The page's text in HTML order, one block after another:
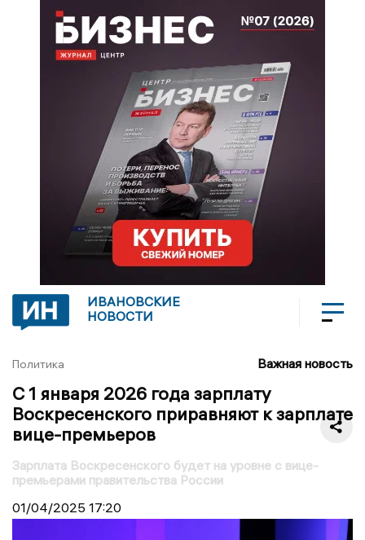
ИВАНОВСКИЕ
НОВОСТИ
Политика Важная новость
С 1 января 2026 года зарплату
Воскресенского приравняют к зарплате
вице-премьеров
Зарплата Воскресенского будет на уровне с вице-
премьерами правительства России
01/04/2025 17:20